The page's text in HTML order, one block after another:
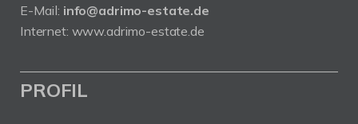
E-Mail: info@adrimo-estate.de
Internet: www.adrimo-estate.de
PROFIL